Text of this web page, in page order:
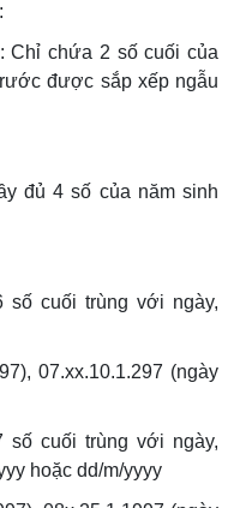
Chỉ chứa 2 số cuối của
được sắp xếp ngẫu
đủ 4 số của năm sinh
cuối trùng với ngày,
07.xx.10.1.297 (ngày
cuối trùng với ngày,
hoặc dd/m/yyyy